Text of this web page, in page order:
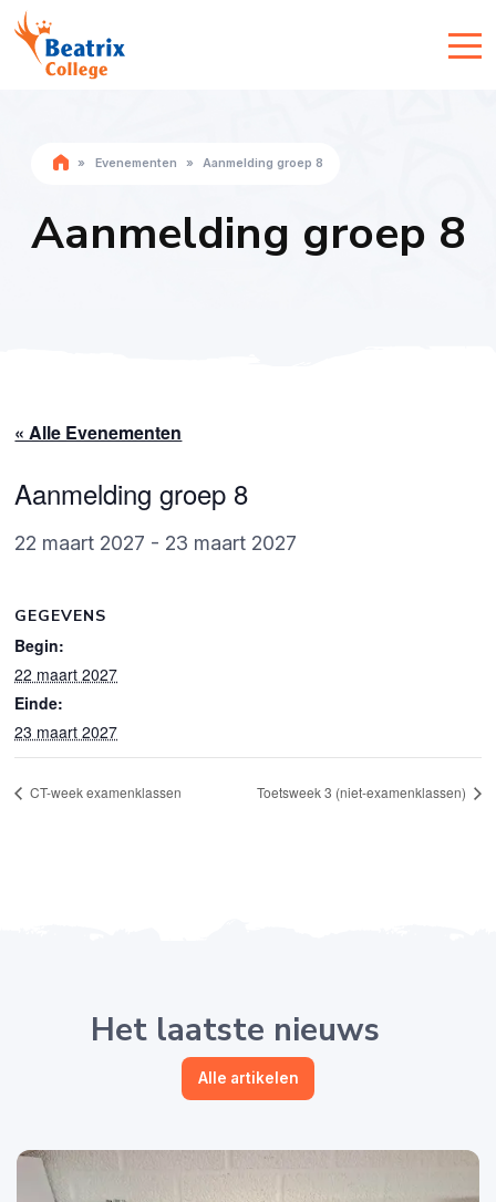
» Evenementen » Aanmelding groep 8
Aanmelding groep 8
« Alle Evenementen
Aanmelding groep 8
22 maart 2027 - 23 maart 2027
GEGEVENS
Begin:
22 maart 2027
Einde:
23 maart 2027
CT-week examenklassen Toetsweek 3 (niet-examenklassen)
Het laatste nieuws
Alle artikelen